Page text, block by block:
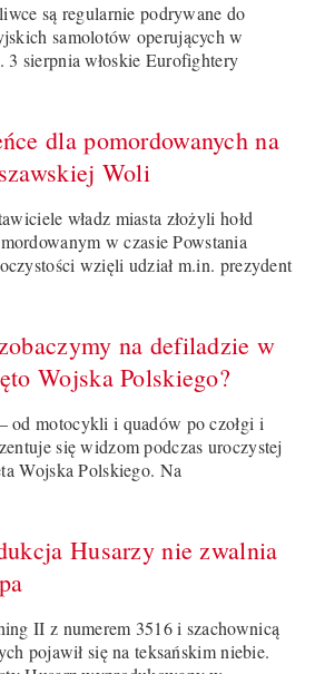
są regularnie podrywane do
samolotów operujących w
sierpnia włoskie Eurofightery
dla pomordowanych na
Woli
władz miasta złożyli hołd
w czasie Powstania
wzięli udział m.in. prezydent
na defiladzie w
Wojska Polskiego?
od motocykli i quadów po czołgi i
się widzom podczas uroczystej
Wojska Polskiego. Na
Husarzy nie zwalnia
II z numerem 3516 i szachownicą
pojawił się na teksańskim niebie.